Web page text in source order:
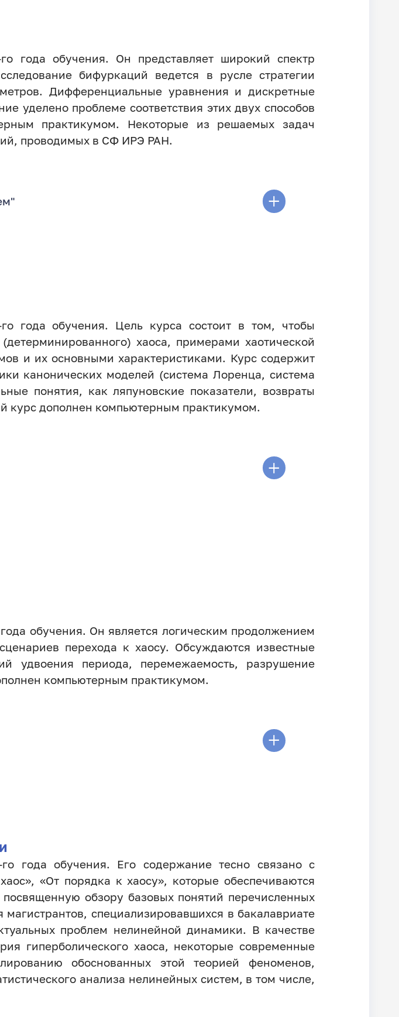
года обучения. Он представляет широкий спектр
бифуркаций ведется в русле стратегии
Дифференциальные уравнения и дискретные
уделено проблеме соответствия этих двух способов
практикумом. Некоторые из решаемых задач
проводимых в СФ ИРЭ РАН.
года обучения. Цель курса состоит в том, чтобы
хаоса, примерами хаотической
и их основными характеристиками. Курс содержит
канонических моделей (система Лоренца, система
понятия, как ляпуновские показатели, возвраты
курс дополнен компьютерным практикумом.
обучения. Он является логическим продолжением
перехода к хаосу. Обсуждаются известные
удвоения периода, перемежаемость, разрушение
компьютерным практикумом.
года обучения. Его содержание тесно связано с
«От порядка к хаосу», которые обеспечиваются
обзору базовых понятий перечисленных
специализировавшихся в бакалавриате
проблем нелинейной динамики. В качестве
гиперболического хаоса, некоторые современные
обоснованных этой теорией феноменов,
анализа нелинейных систем, в том числе,